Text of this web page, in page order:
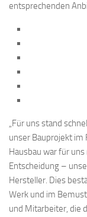
entsprechenden
„Für uns stand
unser Bauprojekt im
Hausbau war für
Entscheidung –
Hersteller. Dies
Werk und im
und Mitarbeiter, die